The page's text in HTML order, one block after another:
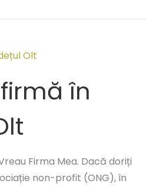
Olt
în
Firma Mea. Dacă doriți
non-profit (ONG), în